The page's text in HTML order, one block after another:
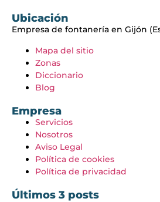
Ubicación
Empresa de fontanería en Gijón
Mapa del sitio
Zonas
Diccionario
Blog
Empresa
Servicios
Nosotros
Aviso Legal
Política de cookies
Política de privacidad
Últimos 3 posts